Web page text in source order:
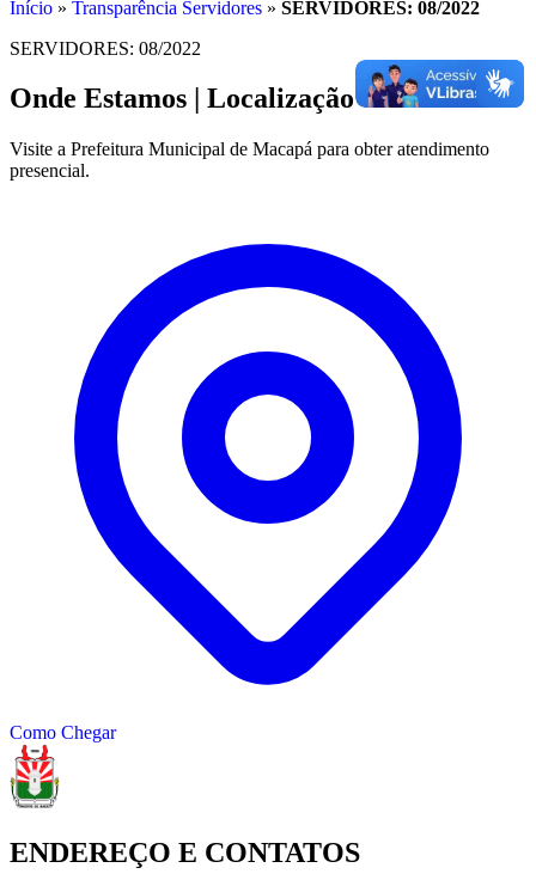
Início » Transparência Servidores » SERVIDORES: 08/2022
SERVIDORES: 08/2022
Onde Estamos | Localização
Visite a Prefeitura Municipal de Macapá para obter atendimento
presencial.
Como Chegar
ENDEREÇO E CONTATOS